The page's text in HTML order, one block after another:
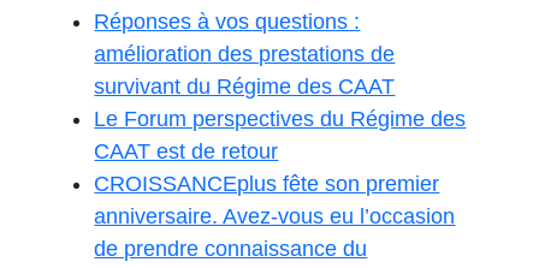
Réponses à vos questions :
amélioration des prestations de
survivant du Régime des CAAT
Le Forum perspectives du Régime des
CAAT est de retour
CROISSANCEplus fête son premier
anniversaire. Avez-vous eu l’occasion
de prendre connaissance du